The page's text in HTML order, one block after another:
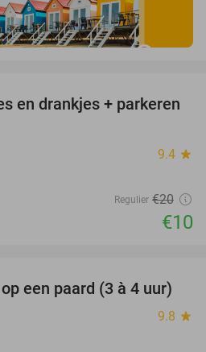
50%
en drankjes + parkeren
9.4 star
Regulier €20
€10
35%
een paard (3 à 4 uur)
9.8 star